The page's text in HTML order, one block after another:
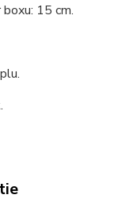
15 cm.